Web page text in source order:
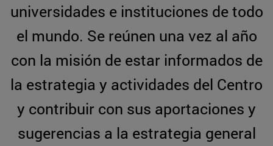
universidades e instituciones de todo
el mundo. Se reúnen una vez al año
con la misión de estar informados de
la estrategia y actividades del Centro
y contribuir con sus aportaciones y
sugerencias a la estrategia general